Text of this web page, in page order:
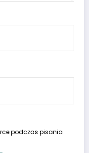
podczas pisania